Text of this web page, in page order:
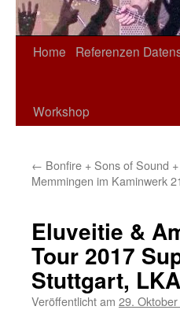
Home Referenzen
Workshop
← Bonfire + Sons of Sound
Memmingen im Kaminwerk
Eluveitie &
Tour 2017
Stuttgart,
Veröffentlicht am 29.